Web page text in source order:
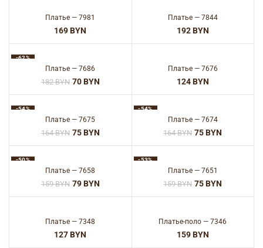
Платье — 7981
BYN
Платье — 7844
BYN
-62%
Платье — 7686
182BYN 70BYN
Платье — 7676
BYN
-54%
Платье — 7675
164BYN 75BYN
-54%
Платье — 7674
164BYN 75BYN
-50%
Платье — 7658
159BYN 79BYN
-53%
Платье — 7651
159BYN 75BYN
Платье — 7348
BYN
Платье-поло — 7346
BYN